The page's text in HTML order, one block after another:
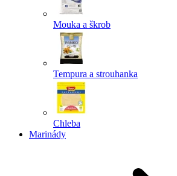
Mouka a škrob
Tempura a strouhanka
Chleba
Marinády